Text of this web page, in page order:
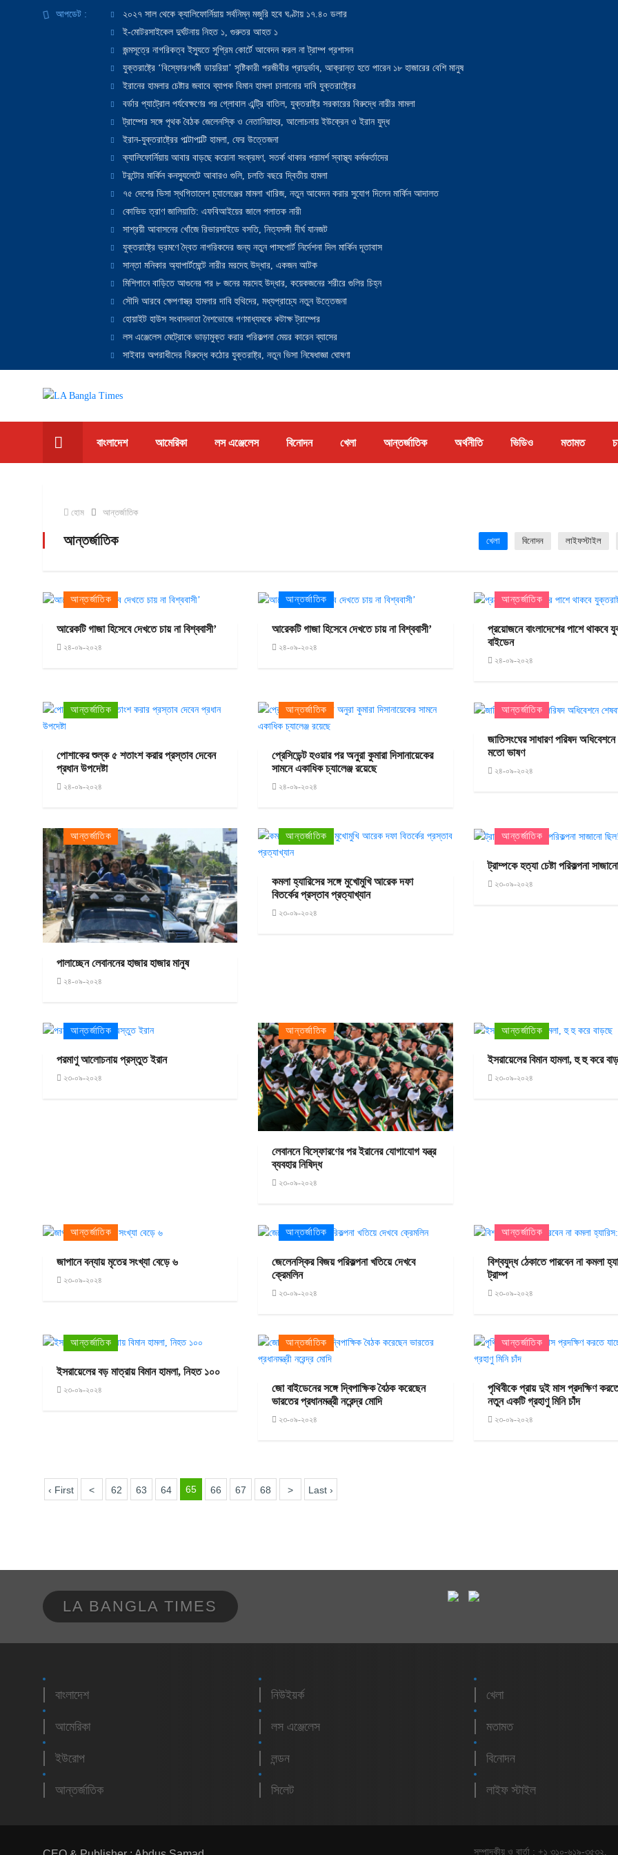
আপডেট :
২০২৭ সাল থেকে ক্যালিফোর্নিয়ায় সর্বনিম্ন মজুরি হবে ঘণ্টায় ১৭.৪০ ডলার
ই-মোটরসাইকেল দুর্ঘটনায় নিহত ১, গুরুতর আহত ১
জন্মসূত্রে নাগরিকত্ব ইস্যুতে সুপ্রিম কোর্টে আবেদন করল না ট্রাম্প প্রশাসন
যুক্তরাষ্ট্রে ‘বিস্ফোরণধর্মী ডায়রিয়া’ সৃষ্টিকারী পরজীবীর প্রাদুর্ভাব, আক্রান্ত হতে পারেন ১৮ হাজারের বেশি মানুষ
ইরানের হামলার চেষ্টার জবাবে ব্যাপক বিমান হামলা চালানোর দাবি যুক্তরাষ্ট্রের
বর্ডার প্যাট্রোল পর্যবেক্ষণের পর গ্লোবাল এন্ট্রি বাতিল, যুক্তরাষ্ট্র সরকারের বিরুদ্ধে নারীর মামলা
ট্রাম্পের সঙ্গে পৃথক বৈঠক জেলেনস্কি ও নেতানিয়াহুর, আলোচনায় ইউক্রেন ও ইরান যুদ্ধ
ইরান-যুক্তরাষ্ট্রের পাল্টাপাল্টি হামলা, ফের উত্তেজনা
ক্যালিফোর্নিয়ায় আবার বাড়ছে করোনা সংক্রমণ, সতর্ক থাকার পরামর্শ স্বাস্থ্য কর্মকর্তাদের
টরন্টোর মার্কিন কনস্যুলেটে আবারও গুলি, চলতি বছরে দ্বিতীয় হামলা
৭৫ দেশের ভিসা স্থগিতাদেশ চ্যালেঞ্জের মামলা খারিজ, নতুন আবেদন করার সুযোগ দিলেন মার্কিন আদালত
কোভিড ত্রাণ জালিয়াতি: এফবিআইয়ের জালে পলাতক নারী
সাশ্রয়ী আবাসনের খোঁজে রিভারসাইডে বসতি, নিত্যসঙ্গী দীর্ঘ যানজট
যুক্তরাষ্ট্রে ভ্রমণে দ্বৈত নাগরিকদের জন্য নতুন পাসপোর্ট নির্দেশনা দিল মার্কিন দূতাবাস
সান্তা মনিকার অ্যাপার্টমেন্টে নারীর মরদেহ উদ্ধার, একজন আটক
মিশিগানে বাড়িতে আগুনের পর ৮ জনের মরদেহ উদ্ধার, কয়েকজনের শরীরে গুলির চিহ্ন
সৌদি আরবে ক্ষেপণাস্ত্র হামলার দাবি হুথিদের, মধ্যপ্রাচ্যে নতুন উত্তেজনা
হোয়াইট হাউস সংবাদদাতা নৈশভোজে গণমাধ্যমকে কটাক্ষ ট্রাম্পের
লস এঞ্জেলেস মেট্রোকে ভাড়ামুক্ত করার পরিকল্পনা মেয়র কারেন ব্যাসের
সাইবার অপরাধীদের বিরুদ্ধে কঠোর যুক্তরাষ্ট্র, নতুন ভিসা নিষেধাজ্ঞা ঘোষণা
বাংলাদেশ আমেরিকা লস এঞ্জেলেস বিনোদন খেলা আন্তর্জাতিক অর্থনীতি ভিডিও মতামত
হোম আন্তর্জাতিক
আন্তর্জাতিক খেলা বিনোদন লাইফস্টাইল
আন্তর্জাতিক
আরেকটি গাজা হিসেবে দেখতে চায় না বিশ্ববাসী’
২৪-০৯-২০২৪
আন্তর্জাতিক
আরেকটি গাজা হিসেবে দেখতে চায় না বিশ্ববাসী’
২৪-০৯-২০২৪
আন্তর্জাতিক
প্রয়োজনে বাংলাদেশের পাশে থাকবে
বাইডেন
২৪-০৯-২০২৪
আন্তর্জাতিক
পোশাকের শুল্ক ৫ শতাংশ করার প্রস্তাব দেবেন
প্রধান উপদেষ্টা
২৪-০৯-২০২৪
আন্তর্জাতিক
প্রেসিডেন্ট হওয়ার পর অনুরা কুমারা দিসানায়েকের
সামনে একাধিক চ্যালেঞ্জ রয়েছে
২৪-০৯-২০২৪
আন্তর্জাতিক
জাতিসংঘের সাধারণ পরিষদ অধিবেশনে
মতো ভাষণ
২৪-০৯-২০২৪
আন্তর্জাতিক
পালাচ্ছেন লেবাননের হাজার হাজার মানুষ
২৪-০৯-২০২৪
আন্তর্জাতিক
কমলা হ্যারিসের সঙ্গে মুখোমুখি আরেক দফা
বিতর্কের প্রস্তাব প্রত্যাখ্যান
২৩-০৯-২০২৪
আন্তর্জাতিক
ট্রাম্পকে হত্যা চেষ্টা পরিকল্পনা
২৩-০৯-২০২৪
আন্তর্জাতিক
পরমাণু আলোচনায় প্রস্তুত ইরান
২৩-০৯-২০২৪
আন্তর্জাতিক
লেবাননে বিস্ফোরণের পর ইরানের যোগাযোগ যন্ত্র
ব্যবহার নিষিদ্ধ
২৩-০৯-২০২৪
আন্তর্জাতিক
ইসরায়েলের বিমান হামলা, হু হু করে
২৩-০৯-২০২৪
আন্তর্জাতিক
জাপানে বন্যায় মৃতের সংখ্যা বেড়ে ৬
২৩-০৯-২০২৪
আন্তর্জাতিক
জেলেনস্কির বিজয় পরিকল্পনা খতিয়ে দেখবে
ক্রেমলিন
২৩-০৯-২০২৪
আন্তর্জাতিক
বিশ্বযুদ্ধ ঠেকাতে পারবেন না কমলা
ট্রাম্প
২৩-০৯-২০২৪
আন্তর্জাতিক
ইসরায়েলের বড় মাত্রায় বিমান হামলা, নিহত ১০০
২৩-০৯-২০২৪
আন্তর্জাতিক
জো বাইডেনের সঙ্গে দ্বিপাক্ষিক বৈঠক করেছেন
ভারতের প্রধানমন্ত্রী নরেন্দ্র মোদি
২৩-০৯-২০২৪
আন্তর্জাতিক
পৃথিবীকে প্রায় দুই মাস প্রদক্ষিণ
নতুন একটি গ্রহাণু মিনি চাঁদ
২৩-০৯-২০২৪
‹ First < 62 63 64 65 66 67 68 > Last ›
LA BANGLA TIMES
বাংলাদেশ
আমেরিকা
ইউরোপ
আন্তর্জাতিক
নিউইয়র্ক
লস এঞ্জেলেস
লন্ডন
সিলেট
খেলা
মতামত
বিনোদন
লাইফ স্টাইল
সম্পাদকীয় ও বার্তা : +১ ৩১০-৬১৯-৩৫৩২,